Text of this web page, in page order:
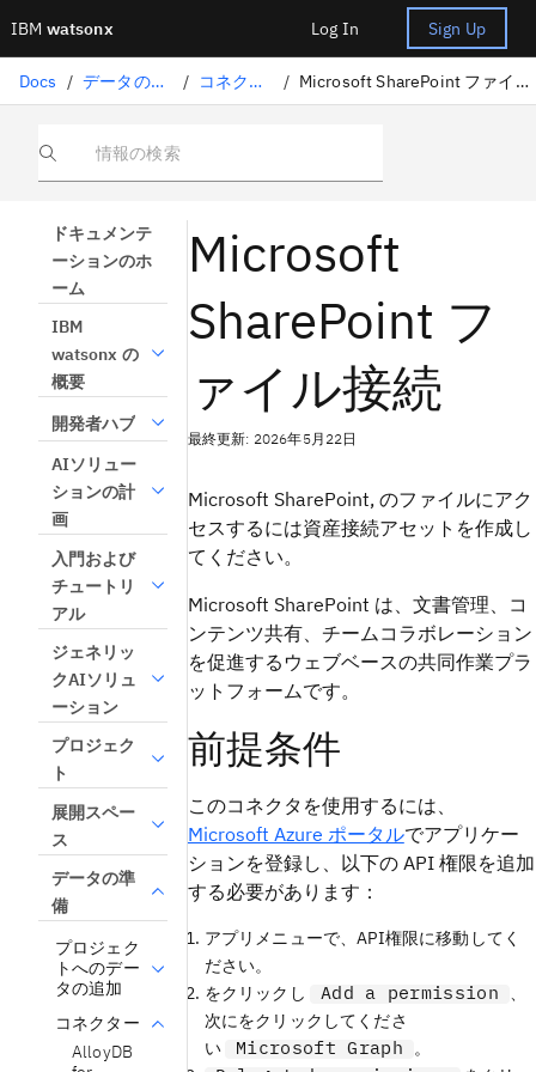
IBM watsonx Log In Sign Up
Docs / データの準備 / コネクター / Microsoft SharePoint ファイル接続
情報の検索
ドキュメンテ
ーションのホ
ーム
IBM
watsonx の
概要
開発者ハブ
AIソリュー
ションの計
画
入門および
チュートリ
アル
ジェネリッ
クAIソリュ
ーション
プロジェク
ト
展開スペー
ス
データの準
備
プロジェク
トへのデー
タの追加
コネクター
AlloyDB
Microsoft
SharePoint フ
ァイル接続
最終更新: 2026年5月22日
Microsoft SharePoint, のファイルにアク
セスするには資産接続アセットを作成し
てください。
Microsoft SharePoint は、文書管理、コ
ンテンツ共有、チームコラボレーション
を促進するウェブベースの共同作業プラ
ットフォームです。
前提条件
このコネクタを使用するには、
Microsoft Azure ポータルでアプリケー
ションを登録し、以下の API 権限を追加
する必要があります：
アプリメニューで、API権限に移動してく
ださい。
をクリックし
Add a permission
、
次にをクリックしてくださ
い
Microsoft Graph 。